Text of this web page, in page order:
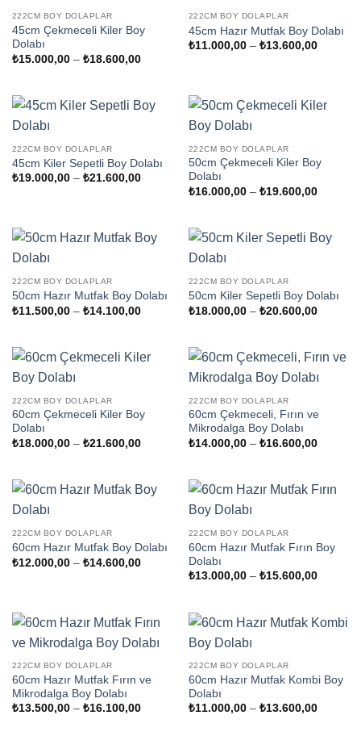
222CM BOY DOLAPLAR
45cm Çekmeceli Kiler Boy
Dolabı
₺15.000,00 – ₺18.600,00Fiyat
₺18.600,00
222CM BOY DOLAPLAR
45cm Hazır Mutfak Boy Dolabı
₺11.000,00 – ₺13.600,00Fiyat
222CM BOY DOLAPLAR
45cm Kiler Sepetli Boy Dolabı
₺19.000,00 – ₺21.600,00Fiyat
₺19.000,00
222CM BOY DOLAPLAR
50cm Çekmeceli Kiler Boy
Dolabı
₺16.000,00 – ₺19.600,00Fiyat
222CM BOY DOLAPLAR
50cm Hazır Mutfak Boy Dolabı
₺11.500,00 – ₺14.100,00Fiyat
₺14.100,00
222CM BOY DOLAPLAR
50cm Kiler Sepetli Boy Dolabı
₺18.000,00 – ₺20.600,00Fiyat
222CM BOY DOLAPLAR
60cm Çekmeceli Kiler Boy
Dolabı
₺18.000,00 – ₺21.600,00Fiyat
₺21.600,00
222CM BOY DOLAPLAR
60cm Çekmeceli, Fırın ve
Mikrodalga Boy Dolabı
₺14.000,00 – ₺16.600,00Fiyat
222CM BOY DOLAPLAR
60cm Hazır Mutfak Boy Dolabı
₺12.000,00 – ₺14.600,00Fiyat
₺12.000,00
222CM BOY DOLAPLAR
60cm Hazır Mutfak Fırın Boy
Dolabı
₺13.000,00 – ₺15.600,00Fiyat
222CM BOY DOLAPLAR
60cm Hazır Mutfak Fırın ve
Mikrodalga Boy Dolabı
₺13.500,00 – ₺16.100,00Fiyat
222CM BOY DOLAPLAR
60cm Hazır Mutfak Kombi Boy
Dolabı
₺11.000,00 – ₺13.600,00Fiyat